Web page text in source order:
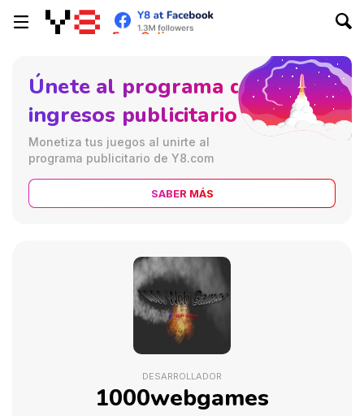
DESARROLLADOR
1000webgames
Únete al programa de
ingresos publicitarios
Monetiza tus juegos al unirte al
programa publicitario de Y8.com
SABER MÁS